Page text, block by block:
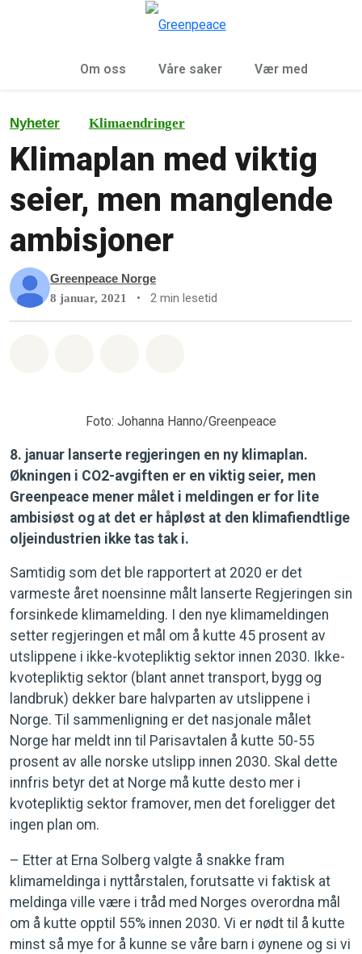
Om oss Våre saker Vær med
Nyheter Klimaendringer
Klimaplan med viktig
seier, men manglende
ambisjoner
Greenpeace Norge
8 januar, 2021 • 2 min lesetid
Foto: Johanna Hanno/Greenpeace
8. januar lanserte regjeringen en ny klimaplan.
Økningen i CO2-avgiften er en viktig seier, men
Greenpeace mener målet i meldingen er for lite
ambisiøst og at det er håpløst at den klimafiendtlige
oljeindustrien ikke tas tak i.
Samtidig som det ble rapportert at 2020 er det
varmeste året noensinne målt lanserte Regjeringen sin
forsinkede klimamelding. I den nye klimameldingen
setter regjeringen et mål om å kutte 45 prosent av
utslippene i ikke-kvotepliktig sektor innen 2030. Ikke-
kvotepliktig sektor (blant annet transport, bygg og
landbruk) dekker bare halvparten av utslippene i
Norge. Til sammenligning er det nasjonale målet
Norge har meldt inn til Parisavtalen å kutte 50-55
prosent av alle norske utslipp innen 2030. Skal dette
innfris betyr det at Norge må kutte desto mer i
kvotepliktig sektor framover, men det foreligger det
ingen plan om.
– Etter at Erna Solberg valgte å snakke fram
klimameldinga i nyttårstalen, forutsatte vi faktisk at
meldinga ville være i tråd med Norges overordna mål
om å kutte opptil 55% innen 2030. Vi er nødt til å kutte
minst så mye for å kunne se våre barn i øynene og si vi